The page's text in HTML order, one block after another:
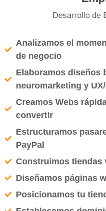
Desarrollo de
Analizamos el
de negocio
Elaboramos diseños
neuromarketing y
Creamos Webs
convertir
Estructuramos
PayPal
Construimos tiendas
Diseñamos páginas
Posicionamos tu